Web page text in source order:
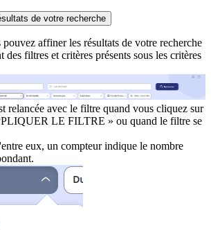
de votre recherche
affiner les résultats de votre recherche
des filtres et critères présents sous les critères
relancée avec le filtre quand vous cliquez sur
LE FILTRE » ou quand le filtre se
eux, un compteur indique le nombre